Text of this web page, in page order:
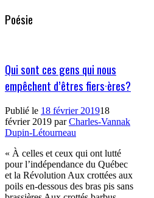
Poésie
Qui sont ces gens qui nous
empêchent d’êtres fiers·ères?
Publié le 18 février 201918
février 2019 parCharles-Vannak
Dupin-Létourneau
« À celles et ceux qui ont lutté
pour l’indépendance du Québec
et la Révolution Aux crottées aux
poils en-dessous des bras pis sans